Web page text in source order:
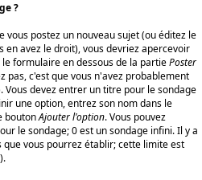
?
vous postez un nouveau sujet (ou éditez le
en avez le droit), vous devriez apercevoir
le formulaire en dessous de la partiePoster
pas, c'est que vous n'avez probablement
Vous devez entrer un titre pour le sondage
une option, entrez son nom dans le
boutonAjouter l'option. Vous pouvez
le sondage; 0 est un sondage infini. Il y a
vous pourrez établir; cette limite est